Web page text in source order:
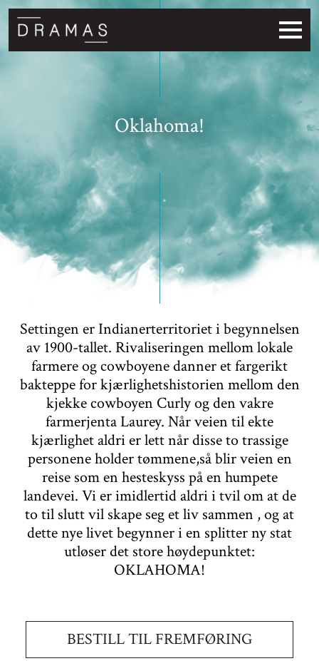
Oklahoma!
Settingen er Indianerterritoriet i begynnelsen
av 1900-tallet. Rivaliseringen mellom lokale
farmere og cowboyene danner et fargerikt
bakteppe for kjærlighetshistorien mellom den
kjekke cowboyen Curly og den vakre
farmerjenta Laurey. Når veien til ekte
kjærlighet aldri er lett når disse to trassige
personene holder tømmene,så blir veien en
reise som en hesteskyss på en humpete
landevei. Vi er imidlertid aldri i tvil om at de
to til slutt vil skape seg et liv sammen , og at
dette nye livet begynner i en splitter ny stat
utløser det store høydepunktet:
OKLAHOMA!
BESTILL TIL FREMFØRING